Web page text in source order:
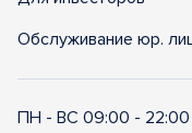
Обслуживание юр.
ПН - ВС 09:00 - 22:00